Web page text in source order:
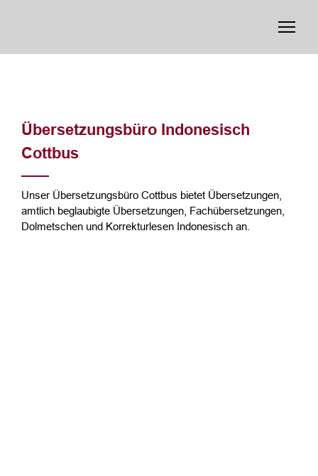
Übersetzungsbüro Indonesisch
Cottbus
Unser Übersetzungsbüro Cottbus bietet Übersetzungen,
amtlich beglaubigte Übersetzungen, Fachübersetzungen,
Dolmetschen und Korrekturlesen Indonesisch an.